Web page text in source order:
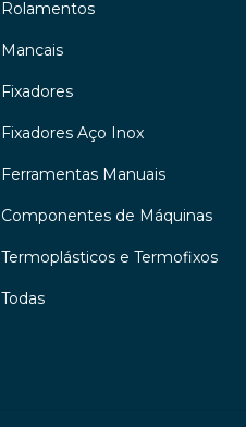
Rolamentos
Mancais
Fixadores
Fixadores Aço Inox
Ferramentas Manuais
Componentes de Máquinas
Termoplásticos e Termofixos
Todas